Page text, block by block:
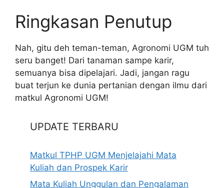
Ringkasan Penutup
Nah, gitu deh teman-teman, Agronomi UGM tuh
seru banget! Dari tanaman sampe karir,
semuanya bisa dipelajari. Jadi, jangan ragu
buat terjun ke dunia pertanian dengan ilmu dari
matkul Agronomi UGM!
UPDATE TERBARU
Matkul TPHP UGM Menjelajahi Mata
Kuliah dan Prospek Karir
Mata Kuliah Unggulan dan Pengalaman